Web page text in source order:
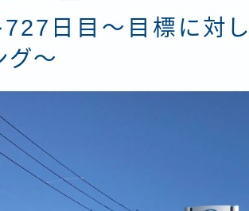
727日目〜目標に対
グ〜